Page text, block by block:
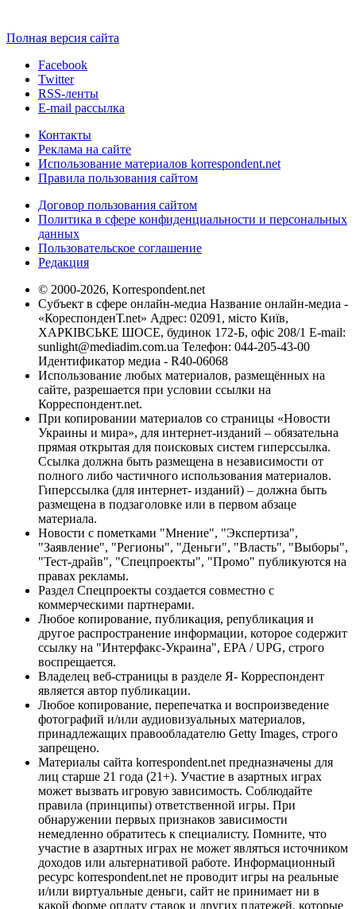
Полная версия сайта
Facebook
Twitter
RSS-ленты
E-mail рассылка
Контакты
Реклама на сайте
Использование материалов korrespondent.net
Правила пользования сайтом
Договор пользования сайтом
Политика в сфере конфиденциальности и персональных
данных
Пользовательское соглашение
Редакция
© 2000-2026, Korrespondent.net
Субъект в сфере онлайн-медиа Название онлайн-медиа -
«КореспонденТ.net» Адрес: 02091, місто Київ,
ХАРКІВСЬКЕ ШОСЕ, будинок 172-Б, офіс 208/1 E-mail:
sunlight@mediadim.com.ua Телефон: 044-205-43-00
Идентификатор медиа - R40-06068
Использование любых материалов, размещённых на
сайте, разрешается при условии ссылки на
Корреспондент.net.
При копировании материалов со страницы «Новости
Украины и мира», для интернет-изданий – обязательна
прямая открытая для поисковых систем гиперссылка.
Ссылка должна быть размещена в независимости от
полного либо частичного использования материалов.
Гиперссылка (для интернет- изданий) – должна быть
размещена в подзаголовке или в первом абзаце
материала.
Новости с пометками "Мнение", "Экспертиза",
"Заявление", "Регионы", "Деньги", "Власть", "Выборы",
"Тест-драйв", "Спецпроекты", "Промо" публикуются на
правах рекламы.
Раздел Спецпроекты создается совместно с
коммерческими партнерами.
Любое копирование, публикация, републикация и
другое распространение информации, которое содержит
ссылку на "Интерфакс-Украина", EPA / UPG, строго
воспрещается.
Владелец веб-страницы в разделе Я- Корреспондент
является автор публикации.
Любое копирование, перепечатка и воспроизведение
фотографий и/или аудиовизуальных материалов,
принадлежащих правообладателю Getty Images, строго
запрещено.
Материалы сайта korrespondent.net предназначены для
лиц старше 21 года (21+). Участие в азартных играх
может вызвать игровую зависимость. Соблюдайте
правила (принципы) ответственной игры. При
обнаружении первых признаков зависимости
немедленно обратитесь к специалисту. Помните, что
участие в азартных играх не может являться источником
доходов или альтернативой работе. Информационный
ресурс korrespondent.net не проводит игры на реальные
и/или виртуальные деньги, сайт не принимает ни в
какой форме оплату ставок и других платежей, которые